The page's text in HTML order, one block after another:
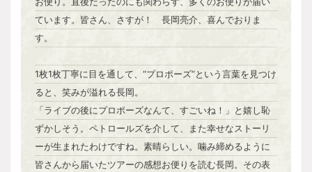
ています。皆さん、さすが！ 長岡亮介、喜んでおりま
す。
1枚1枚丁寧に目を通して、“プロポーズ”という言葉を見つけ
ると、笑みが溢れる長岡。
「ライブの後にプロポーズなんて、すごいね！」と嬉し恥
ずかしそう。ペトロールズを介して、また幸せなストーリ
ーが生まれたわけですね。素晴らしい。噛み締めるように
皆さんから届いたツアーの感想お便りを読む長岡。その表